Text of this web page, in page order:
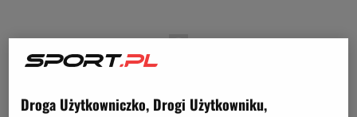
Droga Użytkowniczko, Drogi Użytkowniku,